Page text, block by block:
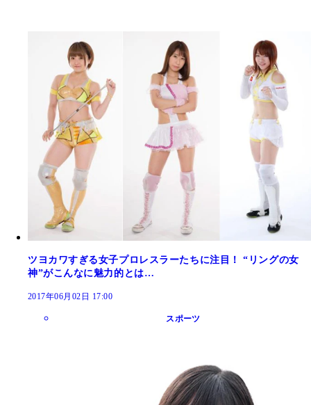
ツヨカワすぎる女子プロレスラーたちに注目！ “リングの女
神”がこんなに魅力的とは…
2017年06月02日 17:00
スポーツ